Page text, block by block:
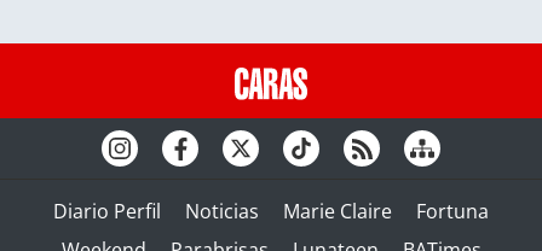
Diario Perfil Noticias Marie Claire
Fortuna